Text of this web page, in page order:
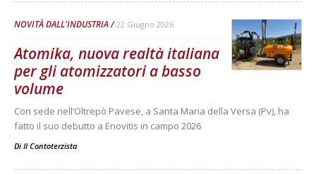
NOVITÀ DALL'INDUSTRIA 22 Giugno 2026
Atomika, nuova realtà italiana
per gli atomizzatori a basso
volume
Con sede nell’Oltrepò Pavese, a Santa Maria della Versa (Pv), ha
fatto il suo debutto a Enovitis in campo 2026
Di Il Contoterzista